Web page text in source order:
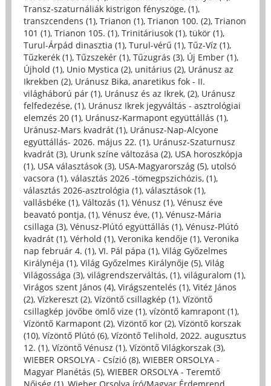
Transz-szaturnáliák kistrigon fényszöge, (1),
transzcendens (1), Trianon (1), Trianon 100. (2), Trianon
101 (1), Trianon 105. (1), Trinitáriusok (1), tükör (1),
Turul-Árpád dinasztia (1), Turul-vérű (1), Tűz-Víz (1),
Tűzkerék (1), Tűzszekér (1), Tűzugrás (3), Új Ember (1),
Újhold (1), Unio Mystica (2), unitárius (2), Uránusz az
Ikrekben (2), Uránusz Bika, anaretikus fok - II.
világháború pár (1), Uránusz és az Ikrek, (2), Uránusz
felfedezése, (1), Uránusz Ikrek jegyváltás - asztrológiai
elemzés 20 (1), Uránusz-Karmapont együttállás (1),
Uránusz-Mars kvadrát (1), Uránusz-Nap-Alcyone
együttállás- 2026. május 22. (1), Uránusz-Szaturnusz
kvadrát (3), Urunk színe változása (2), USA horoszkópja
(1), USA választások (3), USA-Magyarország (5), utolsó
vacsora (1), választás 2026 -tömegpszichózis, (1),
választás 2026-asztrológia (1), választások (1),
vallásbéke (1), Változás (1), Vénusz (1), Vénusz éve
beavató pontja, (1), Vénusz éve, (1), Vénusz-Mária
csillaga (3), Vénusz-Plútó együttállás (1), Vénusz-Plútó
kvadrát (1), Vérhold (1), Veronika kendője (1), Veronika
nap február 4. (1), VI. Pál pápa (1), Világ Győzelmes
Királynéja (1), Világ Győzelmes Királynője (5), Világ
Világossága (3), világrendszerváltás, (1), világuralom (1),
Virágos szent János (4), Virágszentelés (1), Vitéz János
(2), Vízkereszt (2), Vízöntő csillagkép (1), Vízöntő
csillagkép jövőbe ömlő vize (1), vízöntő kamrapont (1),
Vízöntő Karmapont (2), Vizöntő kor (2), Vízöntő korszak
(10), Vízöntő Plútó (6), Vízöntő Telihold, 2022. augusztus
12. (1), Vízöntő Vénusz (1), Vízöntő Világkorszak (3),
WIEBER ORSOLYA - Csízió (8), WIEBER ORSOLYA -
Magyar Planétás (5), WIEBER ORSOLYA - Teremtő